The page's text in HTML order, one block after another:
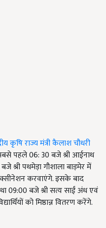
कृषि राज्य मंत्री कैलाश चौधरी
पहले 06: 30 बजे श्री आईनाथ
श्री पथमेड़ा गौशाला बाड़मेर में
करवाएंगे. इसके बाद
09:00 बजे श्री सत्य साईं अंध एवं
को मिष्ठान्न वितरण करेंगे.